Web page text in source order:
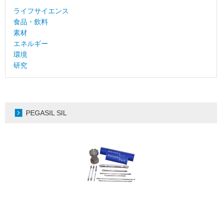
ライフサイエンス
食品・飲料
素材
エネルギー
環境
研究
PEGASIL SIL